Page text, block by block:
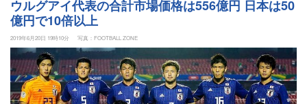
ウルグアイ代表の合計市場価格は556億円 日本は50
億円で10倍以上
2019年6月20日 19時10分 写真：FOOTBALL ZONE